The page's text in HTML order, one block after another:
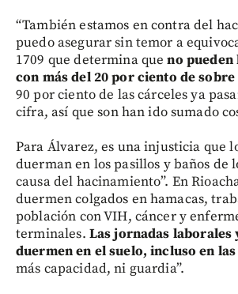
“También estamos en contra del
puedo asegurar sin temor a
1709 que determina queno pueden
con más del 20 por ciento de
90 por ciento de las cárceles ya
cifra, así que son han ido sumado
Para Álvarez, es una injusticia que
duerman en los pasillos y baños de
causa del hacinamiento”. En
duermen colgados en hamacas,
población con VIH, cáncer y
terminales. Las jornadas laborales
duermen en el suelo, incluso en
más capacidad, ni guardia”.